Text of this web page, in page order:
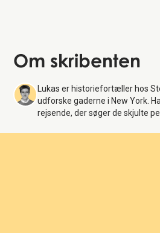
Om skribenten
Lukas er historiefortæller hos
udforske gaderne i New York.
rejsende, der søger de skjulte